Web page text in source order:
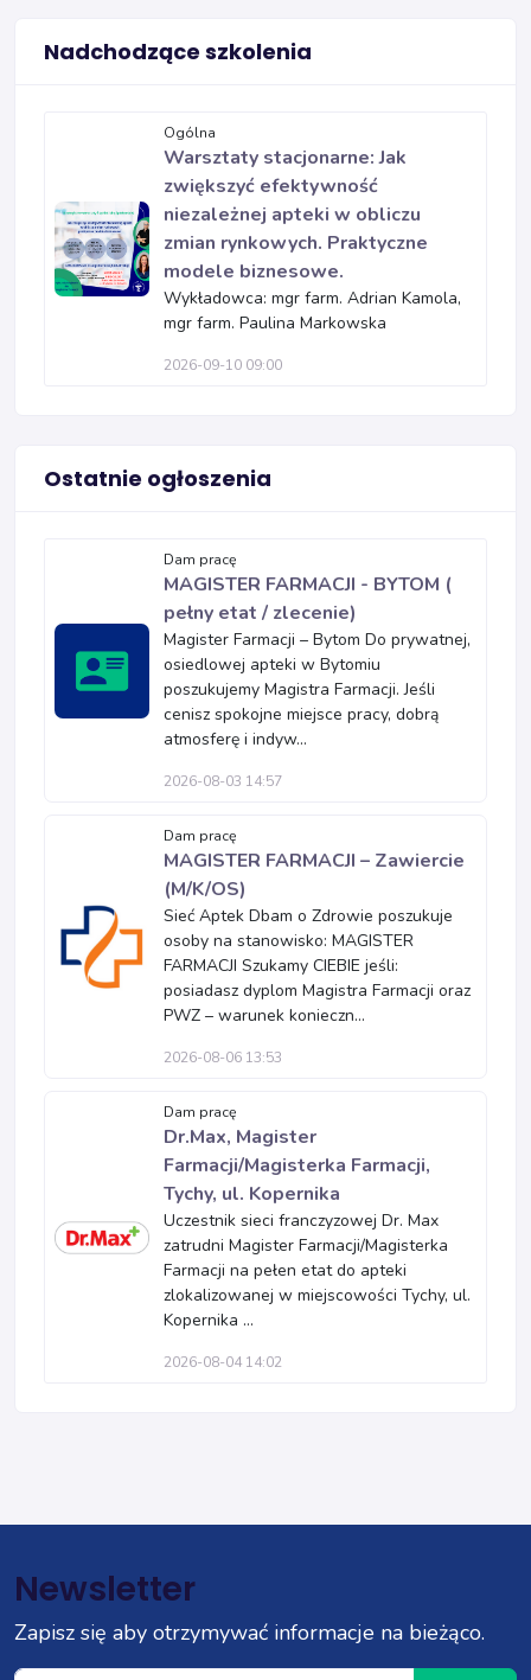
Nadchodzące szkolenia
Ogólna
Warsztaty stacjonarne: Jak
zwiększyć efektywność
niezależnej apteki w obliczu
zmian rynkowych. Praktyczne
modele biznesowe.
Wykładowca: mgr farm. Adrian Kamola,
mgr farm. Paulina Markowska
2026-09-10 09:00
Ostatnie ogłoszenia
Dam pracę
MAGISTER FARMACJI - BYTOM (
pełny etat / zlecenie)
Magister Farmacji – Bytom Do prywatnej,
osiedlowej apteki w Bytomiu
poszukujemy Magistra Farmacji. Jeśli
cenisz spokojne miejsce pracy, dobrą
atmosferę i indyw...
2026-08-03 14:57
Dam pracę
MAGISTER FARMACJI – Zawiercie
(M/K/OS)
Sieć Aptek Dbam o Zdrowie poszukuje
osoby na stanowisko: MAGISTER
FARMACJI Szukamy CIEBIE jeśli:
posiadasz dyplom Magistra Farmacji oraz
PWZ – warunek konieczn...
2026-08-06 13:53
Dam pracę
Dr.Max, Magister
Farmacji/Magisterka Farmacji,
Tychy, ul. Kopernika
Uczestnik sieci franczyzowej Dr. Max
zatrudni Magister Farmacji/Magisterka
Farmacji na pełen etat do apteki
zlokalizowanej w miejscowości Tychy, ul.
Kopernika ...
2026-08-04 14:02
Newsletter
Zapisz się aby otrzymywać informacje na bieżąco.